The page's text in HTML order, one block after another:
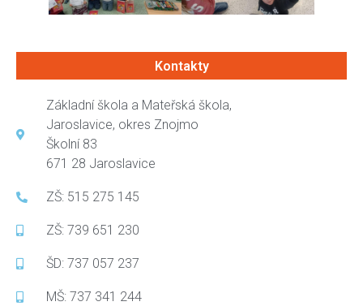
Kontakty
Základní škola a Mateřská škola,
Jaroslavice, okres Znojmo
Školní 83
671 28 Jaroslavice
ZŠ: 515 275 145
ZŠ: 739 651 230
ŠD: 737 057 237
MŠ: 737 341 244